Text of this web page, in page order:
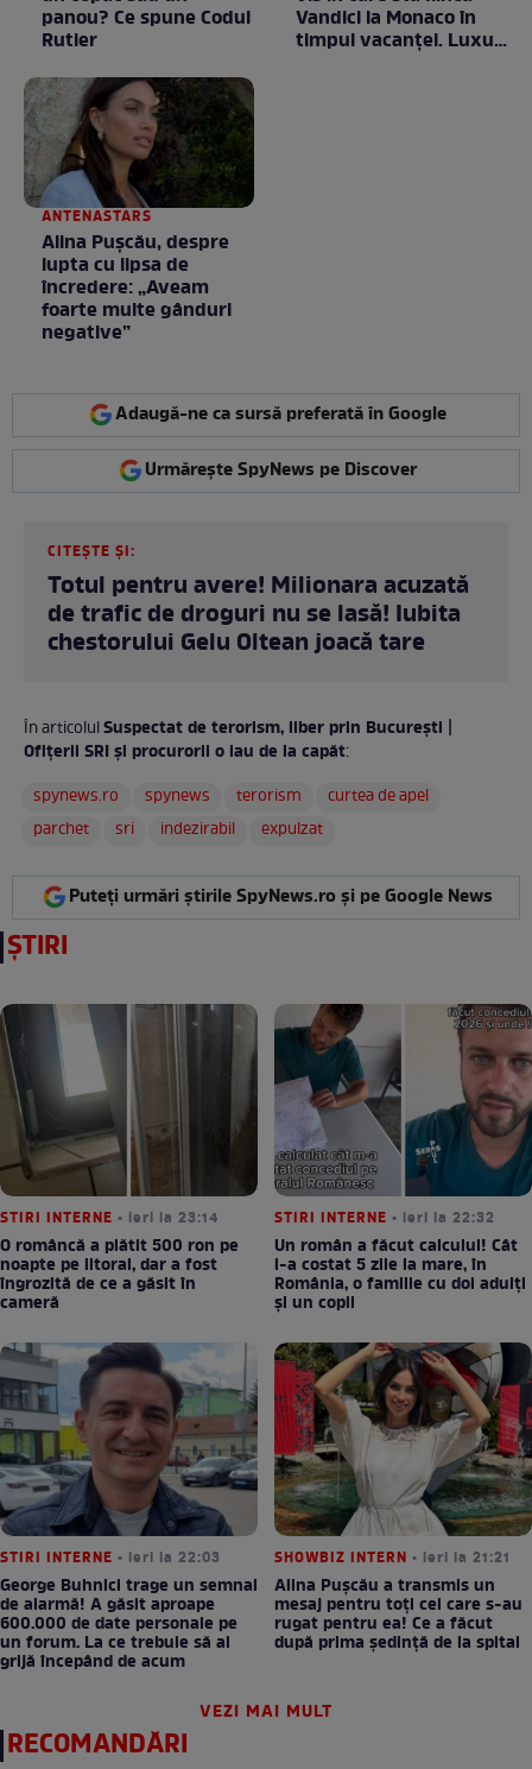
panou? Ce spune Codul
Rutier
Vandici la Monaco în
timpul vacanței. Luxul
ANTENASTARS
Alina Pușcău, despre
lupta cu lipsa de
încredere: „Aveam
foarte multe gânduri
negative”
Adaugă-ne ca sursă preferată în Google
Urmărește SpyNews pe Discover
CITEȘTE ȘI:
Totul pentru avere! Milionara acuzată
de trafic de droguri nu se lasă! Iubita
chestorului Gelu Oltean joacă tare
În articolulSuspectat de terorism, liber prin București |
Ofițerii SRI și procurorii o iau de la capăt:
spynews.ro
spynews terorism
curtea de apel
parchet
sri indezirabil expulzat
Puteți urmări știrile SpyNews.ro și pe Google News
ȘTIRI
STIRI INTERNE • ieri la 23:14
O româncă a plătit 500 ron pe
noapte pe litoral, dar a fost
îngrozită de ce a găsit în
cameră
STIRI INTERNE • ieri la 22:32
Un român a făcut calculul! Cât
l-a costat 5 zile la mare, în
România, o familie cu doi adulți
și un copil
STIRI INTERNE • ieri la 22:03
George Buhnici trage un semnal
de alarmă! A găsit aproape
600.000 de date personale pe
un forum. La ce trebuie să ai
grijă începând de acum
SHOWBIZ INTERN • ieri la 21:21
Alina Pușcău a transmis un
mesaj pentru toți cei care s-au
rugat pentru ea! Ce a făcut
după prima ședință de la spital
VEZI MAI MULT
RECOMANDĂRI